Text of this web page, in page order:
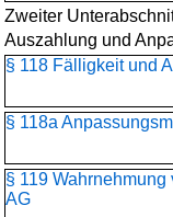
Zweiter
Auszahlung und
§ 118 Fälligkeit und
§ 118a
§ 119
AG